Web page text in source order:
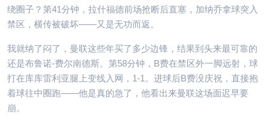
绕圈子？第41分钟，拉什福德前场抢断后直塞，加纳乔拿球突入
禁区，横传被破坏——又是无功而返。
我就纳了闷了，曼联这些年买了多少边锋，结果到头来最可靠的
还是布鲁诺-费尔南德斯。第58分钟，B费在禁区外一脚远射，球
打在库库雷利亚腿上变线入网，1-1。进球后B费没庆祝，直接抱
着球往中圈跑——他是真的急了，他看出来曼联这场面迟早要
崩。